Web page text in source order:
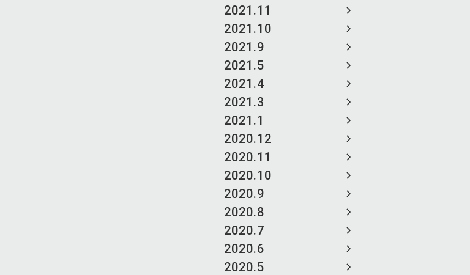
2021.11
2021.10
2021.9
2021.5
2021.4
2021.3
2021.1
2020.12
2020.11
2020.10
2020.9
2020.8
2020.7
2020.6
2020.5